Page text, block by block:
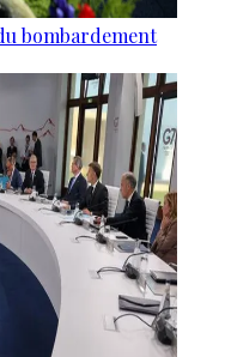
bombardement